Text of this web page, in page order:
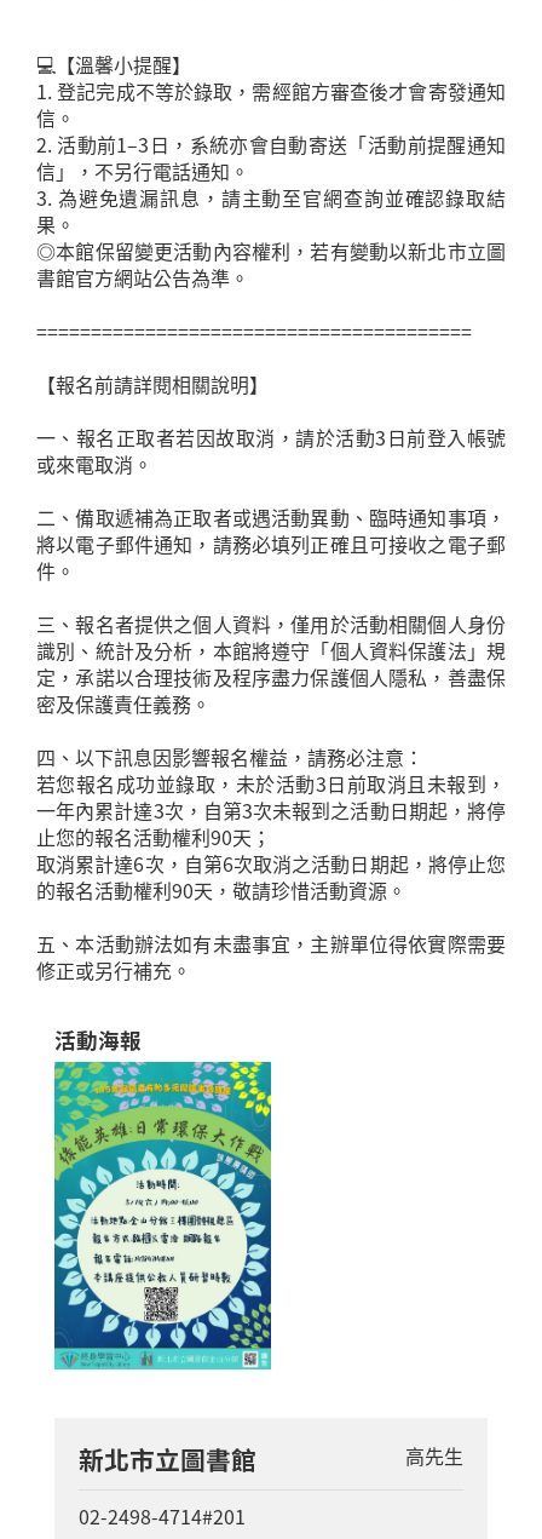
💻【溫馨小提醒】
1. 登記完成不等於錄取，需經館方審查後才會寄發通知
信。
2. 活動前1–3日，系統亦會自動寄送「活動前提醒通知
信」，不另行電話通知。
3. 為避免遺漏訊息，請主動至官網查詢並確認錄取結
果。
◎本館保留變更活動內容權利，若有變動以新北市立圖
書館官方網站公告為準。
========================================
【報名前請詳閱相關說明】
一、報名正取者若因故取消，請於活動3日前登入帳號
或來電取消。
二、備取遞補為正取者或遇活動異動、臨時通知事項，
將以電子郵件通知，請務必填列正確且可接收之電子郵
件。
三、報名者提供之個人資料，僅用於活動相關個人身份
識別、統計及分析，本館將遵守「個人資料保護法」規
定，承諾以合理技術及程序盡力保護個人隱私，善盡保
密及保護責任義務。
四、以下訊息因影響報名權益，請務必注意：
若您報名成功並錄取，未於活動3日前取消且未報到，
一年內累計達3次，自第3次未報到之活動日期起，將停
止您的報名活動權利90天；
取消累計達6次，自第6次取消之活動日期起，將停止您
的報名活動權利90天，敬請珍惜活動資源。
五、本活動辦法如有未盡事宜，主辦單位得依實際需要
活動海報
新北市立圖書館 高先生
02-2498-4714#201